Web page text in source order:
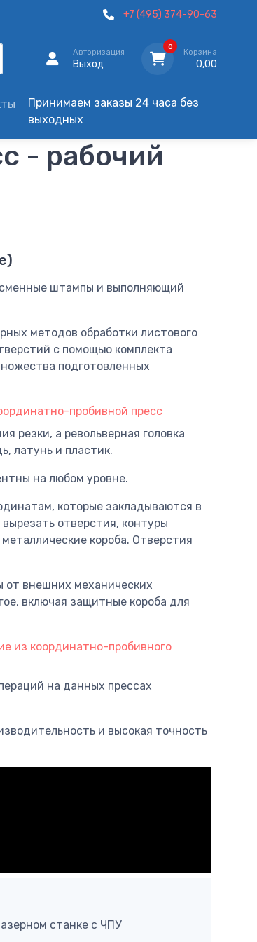
+7 (495) 374-90-63
Авторизация
Выход
0
Корзина
0,00
Принимаем заказы 24 часа без
выходных
- рабочий
сменные штампы и выполняющий
методов обработки листового
с помощью комплекта
подготовленных
резки, а револьверная головка
латунь и пластик.
на любом уровне.
которые закладываются в
отверстия, контуры
короба. Отверстия
от внешних механических
включая защитные короба для
на данных прессах
и высокая точность
станке с ЧПУ